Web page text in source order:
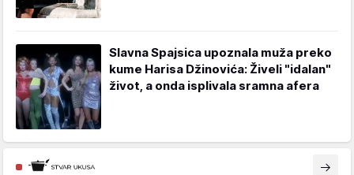
Slavna Spajsica upoznala muža preko
kume Harisa Džinovića: Živeli "idalan"
život, a onda isplivala sramna afera